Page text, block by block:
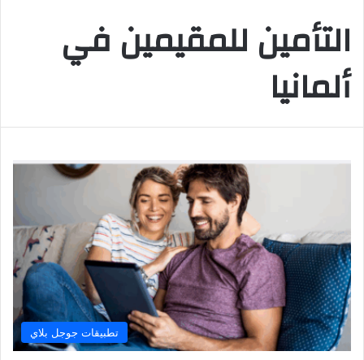
التأمين للمقيمين في
ألمانيا
تطبيقات جوجل بلاي